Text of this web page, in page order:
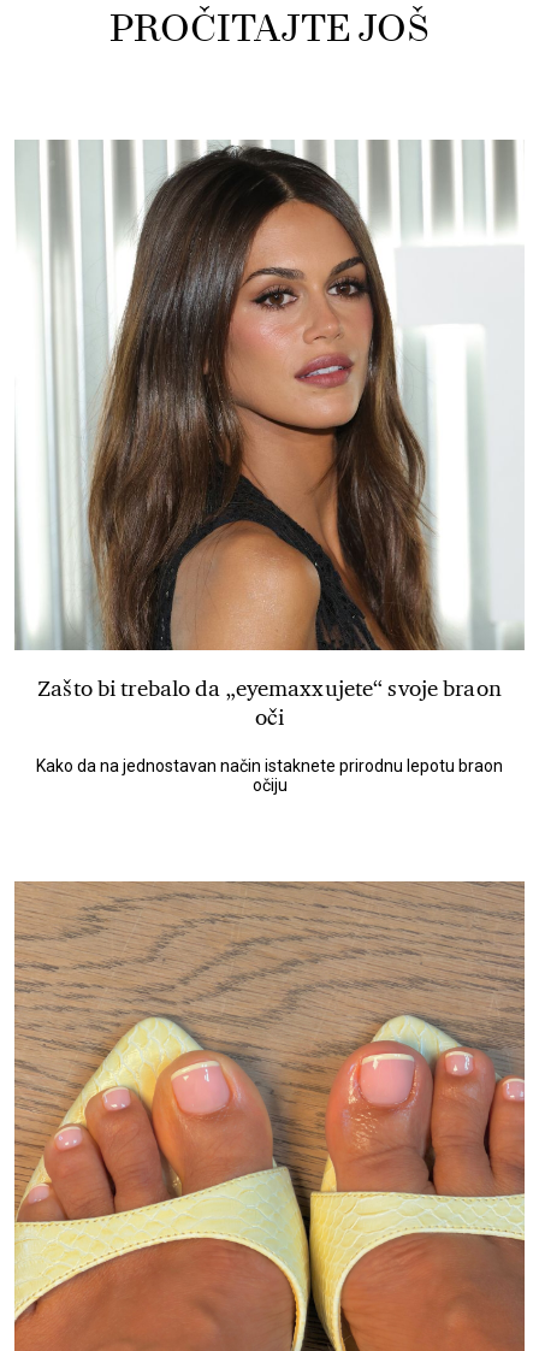
PROČITAJTE JOŠ
Zašto bi trebalo da „eyemaxxujete“ svoje braon
oči
Kako da na jednostavan način istaknete prirodnu lepotu braon
očiju